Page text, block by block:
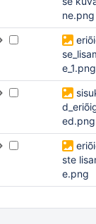
ne.png
e_1.png
ed.png
ste
e.png